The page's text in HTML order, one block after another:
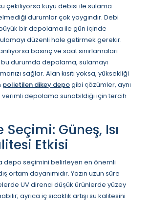
çekiliyorsa kuyu debisi ile sulama
durumlar çok yaygındır. Debi
bir depolama ile gün içinde
düzenli hale getirmek gerekir.
basınç ve saat sınırlamaları
durumda depolama, sulamayı
sağlar. Alan kısıtı yoksa, yüksekliği
polietilen dikey depogibi çözümler, aynı
depolama sunabildiği için tercih
Seçimi: Güneş, Isı
Etkisi
depo seçimini belirleyen en önemli
ortam dayanımıdır. Yazın uzun süre
UV direnci düşük ürünlerde yüzey
ayrıca iç sıcaklık artışı su kalitesini